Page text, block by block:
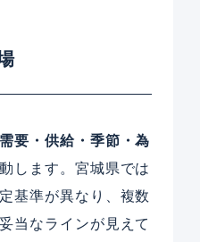
需要・供給・季節・為
します。宮城県では
基準が異なり、複数
当なラインが見えて